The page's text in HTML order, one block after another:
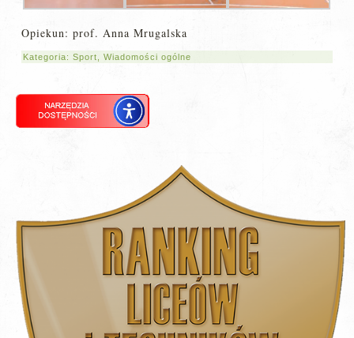
Opiekun: prof. Anna Mrugalska
Kategoria:Sport ,Wiadomości ogólne